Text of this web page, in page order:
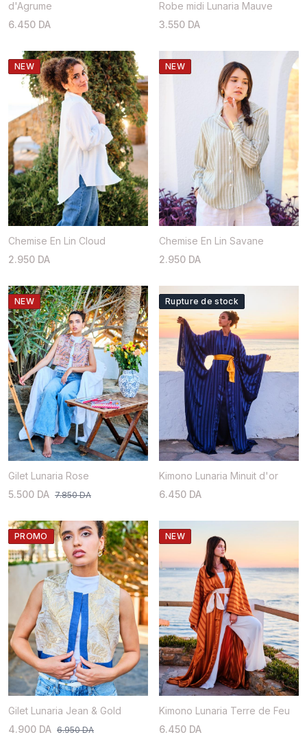
d'Agrume
6.450 DA
Robe midi Lunaria Mauve
3.550 DA
NEW
Chemise En Lin Cloud
2.950 DA
NEW
Chemise En Lin Savane
2.950 DA
NEW
Gilet Lunaria Rose
5.500 DA 7.850 DA
Rupture de stock
Kimono Lunaria Minuit d'or
6.450 DA
PROMO
Gilet Lunaria Jean & Gold
4.900 DA 6.950 DA
NEW
Kimono Lunaria Terre de Feu
6.450 DA